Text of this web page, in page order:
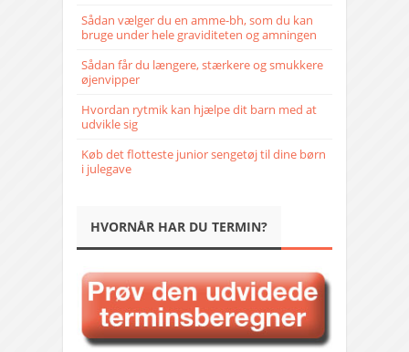
Sådan vælger du en amme-bh, som du kan
bruge under hele graviditeten og amningen
Sådan får du længere, stærkere og smukkere
øjenvipper
Hvordan rytmik kan hjælpe dit barn med at
udvikle sig
Køb det flotteste junior sengetøj til dine børn
i julegave
HVORNÅR HAR DU TERMIN?